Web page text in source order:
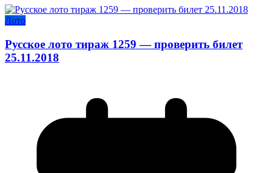
Лото
Русское лото тираж 1259 — проверить билет
25.11.2018